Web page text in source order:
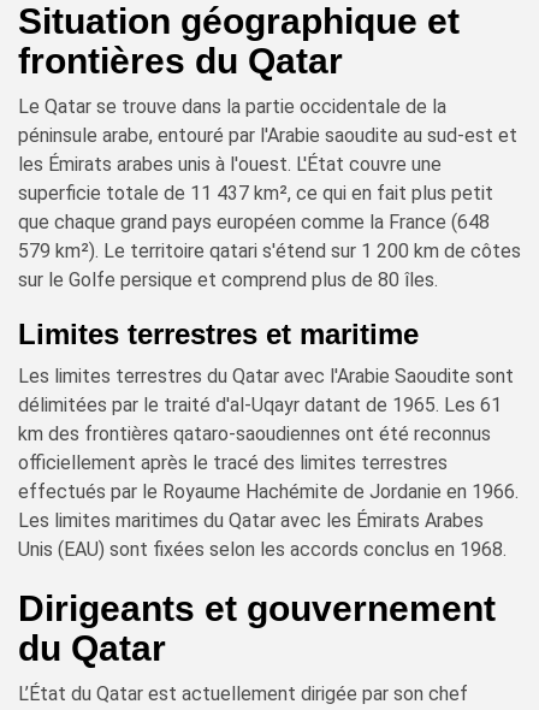
Situation géographique et
frontières du Qatar
Le Qatar se trouve dans la partie occidentale de la
péninsule arabe, entouré par l'Arabie saoudite au sud-est et
les Émirats arabes unis à l'ouest. L'État couvre une
superficie totale de 11 437 km², ce qui en fait plus petit
que chaque grand pays européen comme la France (648
579 km²). Le territoire qatari s'étend sur 1 200 km de côtes
sur le Golfe persique et comprend plus de 80 îles.
Limites terrestres et maritime
Les limites terrestres du Qatar avec l'Arabie Saoudite sont
délimitées par le traité d'al-Uqayr datant de 1965. Les 61
km des frontières qataro-saoudiennes ont été reconnus
officiellement après le tracé des limites terrestres
effectués par le Royaume Hachémite de Jordanie en 1966.
Les limites maritimes du Qatar avec les Émirats Arabes
Unis (EAU) sont fixées selon les accords conclus en 1968.
Dirigeants et gouvernement
du Qatar
L’État du Qatar est actuellement dirigée par son chef